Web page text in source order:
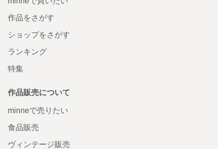
作品をさがす
ショップをさがす
ランキング
特集
作品販売について
minneで売りたい
食品販売
ヴィンテージ販売